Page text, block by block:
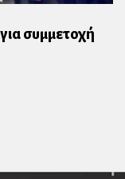
συμμετοχή